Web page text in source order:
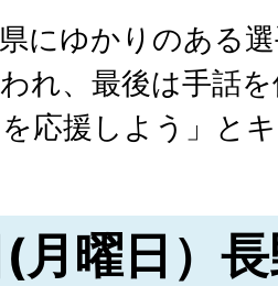
にゆかりのある
れ、最後は手話
応援しよう」と
月曜日）